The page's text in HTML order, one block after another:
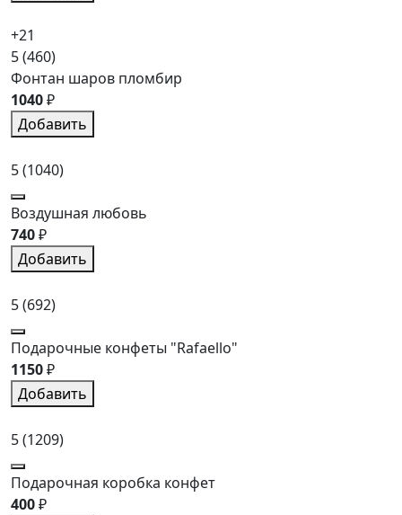
+21
5(460)
Фонтан шаров пломбир
1040₽
Добавить
5(1040)
Воздушная любовь
740₽
Добавить
5(692)
Подарочные конфеты "Rafaello"
1150₽
Добавить
5(1209)
Подарочная коробка конфет
400₽